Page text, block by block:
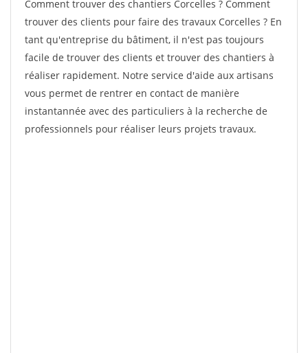
Comment trouver des chantiers Corcelles ? Comment
trouver des clients pour faire des travaux Corcelles ? En
tant qu'entreprise du bâtiment, il n'est pas toujours
facile de trouver des clients et trouver des chantiers à
réaliser rapidement. Notre service d'aide aux artisans
vous permet de rentrer en contact de manière
instantannée avec des particuliers à la recherche de
professionnels pour réaliser leurs projets travaux.